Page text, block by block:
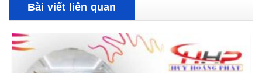
Bài viết liên quan